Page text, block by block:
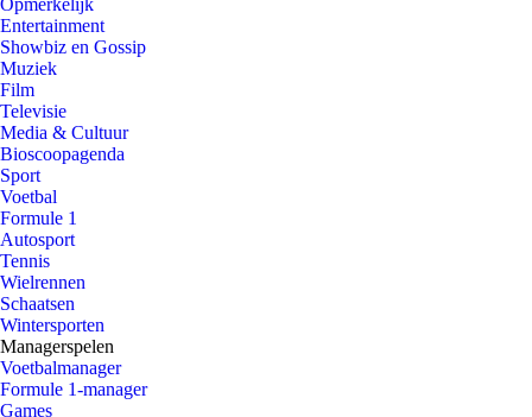
Opmerkelijk
Entertainment
Showbiz en Gossip
Muziek
Film
Televisie
Media & Cultuur
Bioscoopagenda
Sport
Voetbal
Formule 1
Autosport
Tennis
Wielrennen
Schaatsen
Wintersporten
Managerspelen
Voetbalmanager
Formule 1-manager
Games